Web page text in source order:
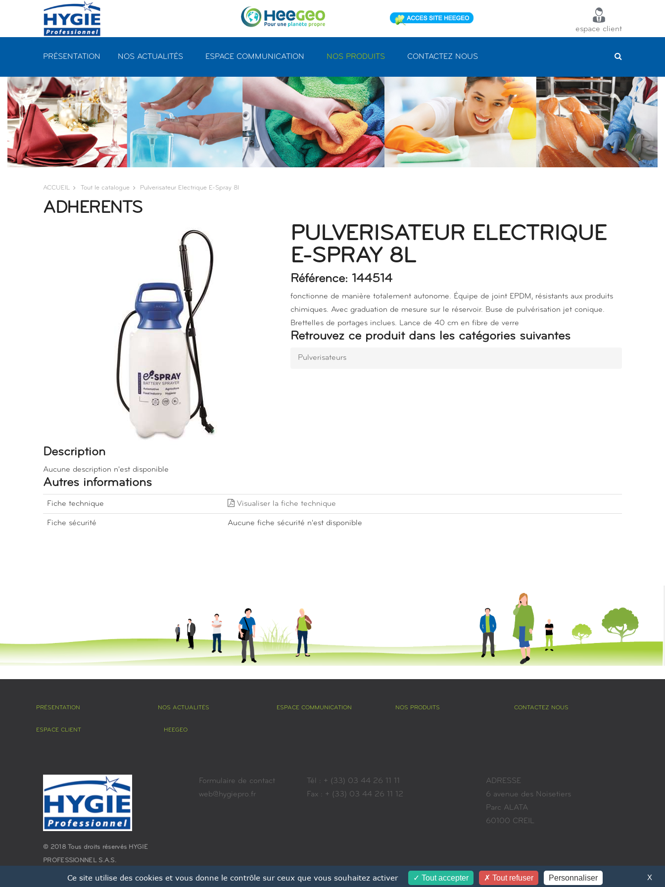
espace client
PRÉSENTATION NOS ACTUALITÉS ESPACE COMMUNICATION NOS PRODUITS CONTACTEZ NOUS
ACCUEIL Tout le catalogue Pulverisateur Electrique E-Spray 8l
ADHERENTS
PULVERISATEUR ELECTRIQUE
E-SPRAY 8L
Référence: 144514
fonctionne de manière totalement autonome. Équipe de joint EPDM, résistants aux produits
chimiques. Avec graduation de mesure sur le réservoir. Buse de pulvérisation jet conique.
Brettelles de portages inclues. Lance de 40 cm en fibre de verre
Retrouvez ce produit dans les catégories suivantes
Pulverisateurs
Description
Aucune description n'est disponible
Autres informations
Fiche technique Visualiser la fiche technique
Fiche sécurité Aucune fiche sécurité n'est disponible
PRÉSENTATION NOS ACTUALITÉS ESPACE COMMUNICATION NOS PRODUITS CONTACTEZ NOUS
ESPACE CLIENT HEEGEO
© 2018 Tous droits réservés HYGIE
PROFESSIONNEL S.A.S.
Formulaire de contact
web@hygiepro.fr
Tél : + (33) 03 44 26 11 11
Fax : + (33) 03 44 26 11 12
ADRESSE
6 avenue des Noisetiers
Parc ALATA
60100 CREIL
Panneau de gestion des cookies
X
Ce site utilise des cookies et vous donne le contrôle sur ceux que vous souhaitez activer Tout accepter Tout refuser Personnaliser